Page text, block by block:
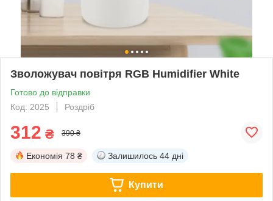
Зволожувач повітря RGB Humidifier White
Готово до відправки
Код: 2025
Роздріб
312 ₴ 390 ₴
Економія 78 ₴ Залишилось 44 дні
Купити